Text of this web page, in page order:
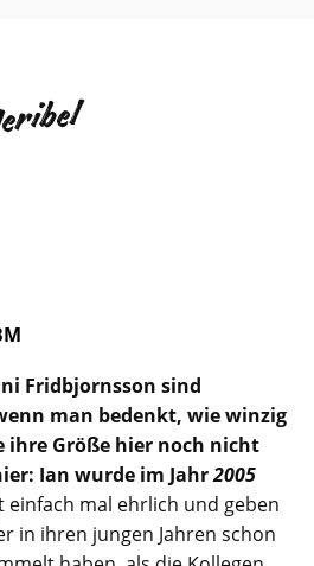
Fridbjornsson sind
man bedenkt, wie winzig
ihre Größe hier noch nicht
Ian wurde im Jahr2005
einfach mal ehrlich und geben
in ihren jungen Jahren schon